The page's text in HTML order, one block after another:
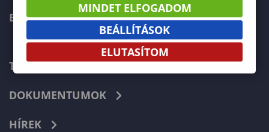
ERASMUS+
TELEFONKÖNYV
DOKUMENTUMOK
HÍREK
MINDET ELFOGADOM
BEÁLLÍTÁSOK
ELUTASÍTOM